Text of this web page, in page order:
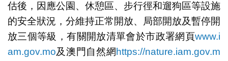
估後，因應公園、休憩區、步行徑和遛狗區等設施
的安全狀況，分維持正常開放、局部開放及暫停開
放三個等級，有關開放清單會於市政署網頁www.i
am.gov.mo及澳門自然網 https://nature.iam.gov.m